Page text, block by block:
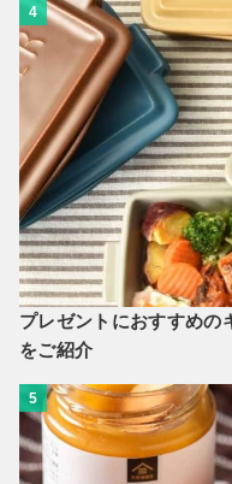
4
プレゼントにおすすめの
をご紹介
5